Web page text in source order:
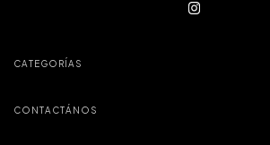
CATEGORÍAS
CONTACTÁNOS